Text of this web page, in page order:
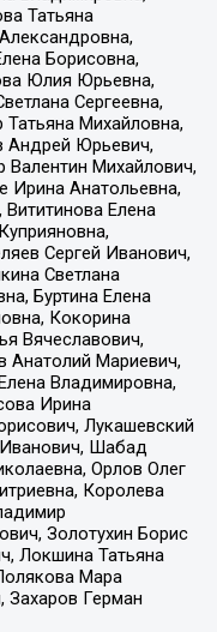
Татьяна
Борисовна,
Юлия Юрьевна,
Сергеевна,
Михайловна,
Андрей Юрьевич,
Валентин Михайлович,
Ирина Анатольевна,
Елена
Сергей Иванович,
Светлана
Буртина Елена
Кокорина
Вячеславович,
Анатолий Мариевич,
Владимировна,
Ирина
Лукашевский
Шабад
Орлов Олег
Королева
Золотухин Борис
Локшина Татьяна
Мара
Захаров Герман